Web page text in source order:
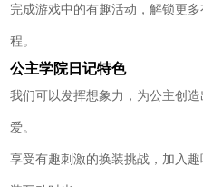
完成游戏中的有趣活动，解锁更
程。
公主学院日记特色
我们可以发挥想象力，为公主创
爱。
享受有趣刺激的换装挑战，加入